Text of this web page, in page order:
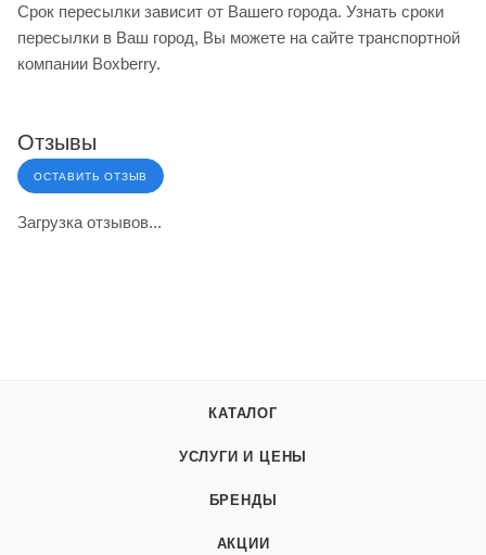
Срок пересылки зависит от Вашего города. Узнать сроки
пересылки в Ваш город, Вы можете на сайте транспортной
компании Boxberry.
Отзывы
ОСТАВИТЬ ОТЗЫВ
Загрузка отзывов...
КАТАЛОГ
УСЛУГИ И ЦЕНЫ
БРЕНДЫ
АКЦИИ